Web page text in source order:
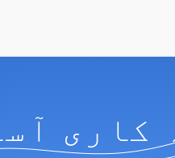
کاری